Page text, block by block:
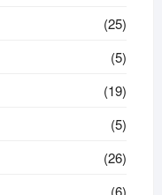
(25)
(5)
(19)
(5)
(26)
(6)